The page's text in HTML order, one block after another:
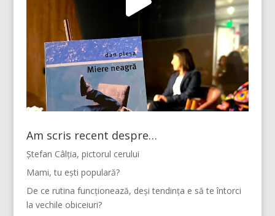
Am scris recent despre…
Ștefan Câlția, pictorul cerului
Mami, tu ești populară?
De ce rutina funcționează, deși tendința e să te întorci
la vechile obiceiuri?